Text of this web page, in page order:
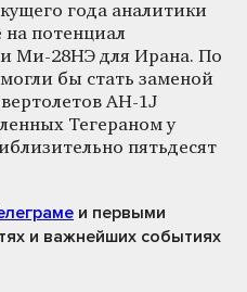
года аналитики
потенциал
Ми-28НЭ для Ирана. По
бы стать заменой
AH-1J
Тегераном у
пятьдесят
и первыми
и важнейших событиях